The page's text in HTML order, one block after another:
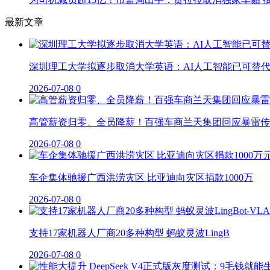
最新文章
深圳理工大学拟逐步取消大学英语：AI人工智能已可替代
2026-07-08 0
高管薪资归零、全员降薪！百强车商兰天集团回应暴雷
2026-07-08 0
车企集体驰援广西洪涝灾区 比亚迪向灾区捐款1000万
2026-07-08 0
支持17家机器人厂商20多种构型 蚂蚁灵波LingB
2026-07-08 0